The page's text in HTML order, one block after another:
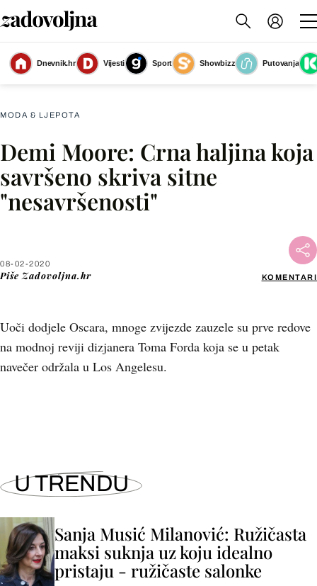
Dnevnik.hr Vijesti Sport Showbizz
Putovanja
Slika nije dostupna
MODA & LJEPOTA
Demi Moore: Crna haljina koja
savršeno skriva sitne
"nesavršenosti"
08-02-2020
Piše Zadovoljna.hr KOMENTARI
Uoči dodjele Oscara, mnoge zvijezde zauzele su prve redove
na modnoj reviji dizjanera Toma Forda koja se u petak
navečer održala u Los Angelesu.
Facebook
X
U TRENDU
Sanja Musić Milanović: Ružičasta
maksi suknja uz koju idealno
pristaju - ružičaste salonke